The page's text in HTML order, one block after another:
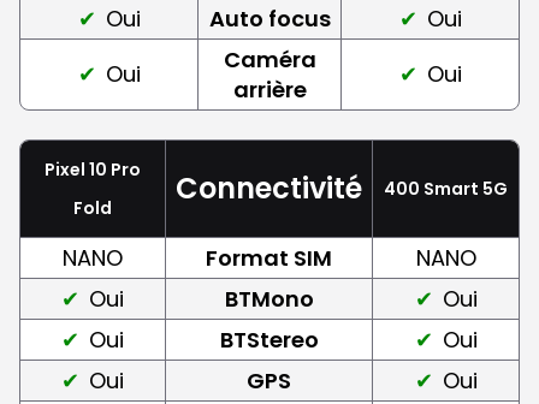
Oui
Auto focus
Oui
Oui
Caméra
arrière
Oui
Pixel 10 Pro
Fold
Connectivité 400 Smart 5G
NANO Format SIM
NANO
Oui
BTMono
Oui
Oui
BTStereo
Oui
Oui
GPS
Oui